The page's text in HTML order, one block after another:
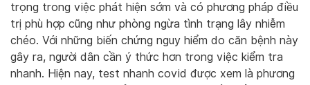
trọng trong việc phát hiện sớm và có phương pháp điều
trị phù hợp cũng như phòng ngừa tình trạng lây nhiễm
chéo. Với những biến chứng nguy hiểm do căn bệnh này
gây ra, người dân cần ý thức hơn trong việc kiểm tra
nhanh. Hiện nay, test nhanh covid được xem là phương